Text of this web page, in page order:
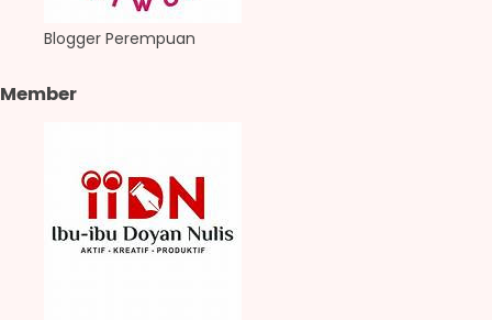
Blogger Perempuan
Member